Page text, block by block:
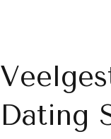
Dating